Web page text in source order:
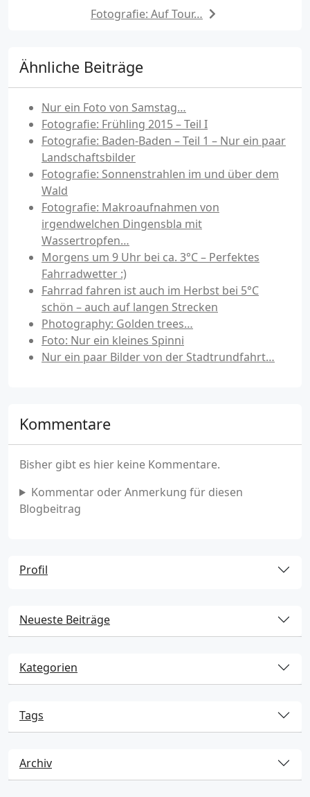
Fotografie: Auf Tour…
Ähnliche Beiträge
Nur ein Foto von Samstag…
Fotografie: Frühling 2015 – Teil I
Fotografie: Baden-Baden – Teil 1 – Nur ein paar
Landschaftsbilder
Fotografie: Sonnenstrahlen im und über dem
Wald
Fotografie: Makroaufnahmen von
irgendwelchen Dingensbla mit
Wassertropfen…
Morgens um 9 Uhr bei ca. 3°C – Perfektes
Fahrradwetter :)
Fahrrad fahren ist auch im Herbst bei 5°C
schön – auch auf langen Strecken
Photography: Golden trees…
Foto: Nur ein kleines Spinni
Nur ein paar Bilder von der Stadtrundfahrt…
Kommentare
Bisher gibt es hier keine Kommentare.
Kommentar oder Anmerkung für diesen
Blogbeitrag
Profil
Neueste Beiträge
Kategorien
Tags
Archiv